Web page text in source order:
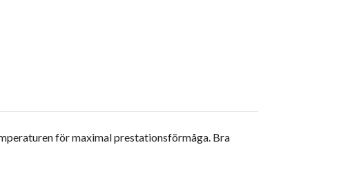
för maximal prestationsförmåga. Bra